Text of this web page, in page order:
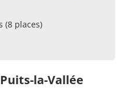
(8 places)
la-Vallée